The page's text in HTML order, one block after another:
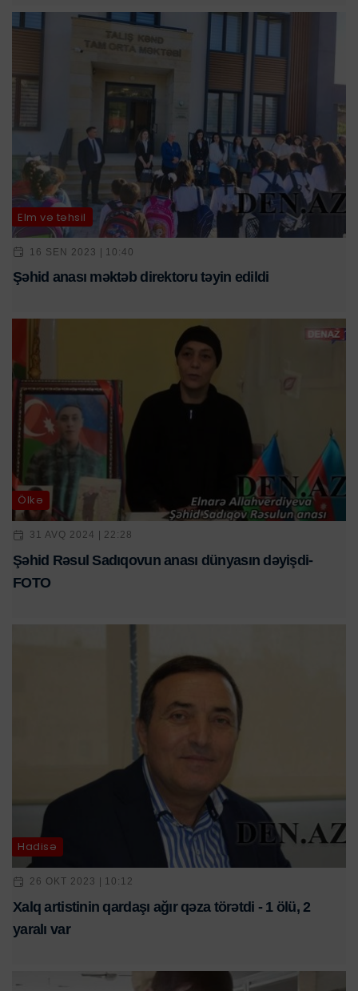
Elm və təhsil
16 SEN 2023 | 10:40
Şəhid anası məktəb direktoru təyin edildi
Ölkə
31 AVQ 2024 | 22:28
Şəhid Rəsul Sadıqovun anası dünyasın dəyişdi-
FOTO
Hadisə
26 OKT 2023 | 10:12
Xalq artistinin qardaşı ağır qəza törətdi - 1 ölü, 2
yaralı var